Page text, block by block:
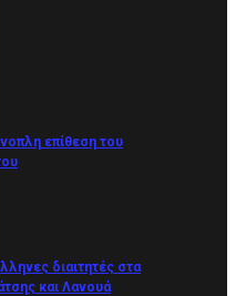
επίθεση του
διαιτητές στα
και Λανουά